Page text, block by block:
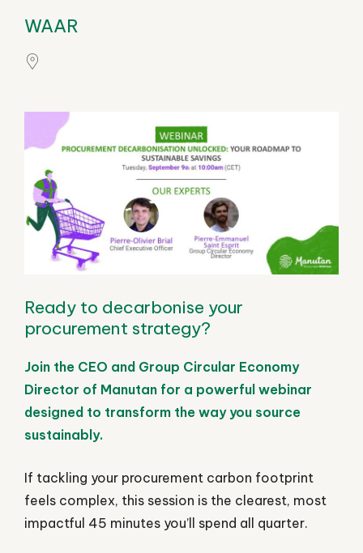
WAAR
Ready to decarbonise your
procurement strategy?
Join the CEO and Group Circular Economy
Director of Manutan for a powerful webinar
designed to transform the way you source
sustainably.
If tackling your procurement carbon footprint
feels complex, this session is the clearest, most
impactful 45 minutes you’ll spend all quarter.